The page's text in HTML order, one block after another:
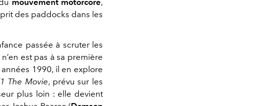
mouvement motorcore,
des paddocks dans les
passée à scruter les
est pas à sa première
1990, il en explore
The Movie, prévu sur les
plus loin : elle devient